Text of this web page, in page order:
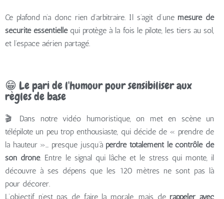
Ce plafond n’a donc rien d’arbitraire. Il s’agit d’une mesure de
sécurité essentiellequi protège à la fois le pilote, les tiers au sol,
et l’espace aérien partagé.
😁 Le pari de l'humour pour sensibiliser aux
règles de base
🎬 Dans notre vidéo humoristique, on met en scène un
télépilote un peu trop enthousiaste, qui décide de « prendre de
la hauteur »… presque jusqu’à perdre totalement le contrôle de
son drone. Entre le signal qui lâche et le stress qui monte, il
découvre à ses dépens que les 120 mètres ne sont pas là
pour décorer.
L’objectif n’est pas de faire la morale, mais de rappeler avec